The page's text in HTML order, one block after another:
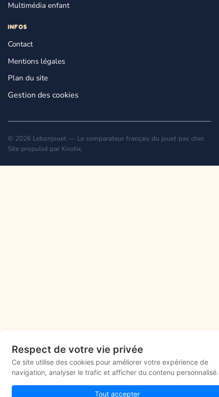
Respect de votre vie privée
Ce site utilise des cookies pour améliorer votre expérience de
navigation, analyser le trafic et afficher du contenu personnalisé.
Tout accepter
Multimédia enfant
INFOS
Contact
Mentions légales
Plan du site
Gestion des cookies
© 2026 Lebonjouet — Le comparateur français du jouet pas cher.
Site propulsé par Knotix.